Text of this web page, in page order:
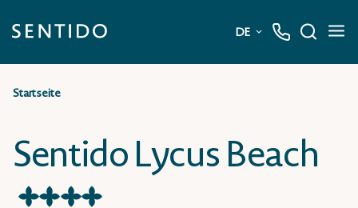
DE
Deutsch
Startseite
Sentido Lycus Beach
★★★★